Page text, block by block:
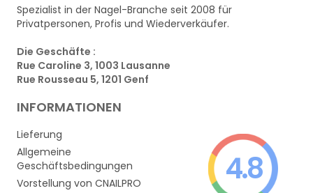
Spezialist in der Nagel-Branche seit 2008 für
Privatpersonen, Profis und Wiederverkäufer.
Die Geschäfte :
Rue Caroline 3, 1003 Lausanne
Rue Rousseau 5, 1201 Genf
INFORMATIONEN
Lieferung
Allgemeine
Geschäftsbedingungen
Vorstellung von CNAILPRO
4.8